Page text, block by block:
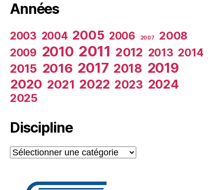
Années
2003 2004 2005 2006 2007
2008
2009 2010 2011 2012 2013 2014
2015 2016 2017 2018 2019
2020 2021 2022 2023 2024
2025
Discipline
Discipline